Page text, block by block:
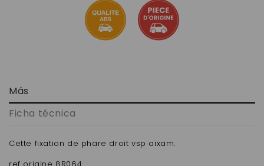
Más
Ficha técnica
Cette fixation de phare droit vsp aixam.